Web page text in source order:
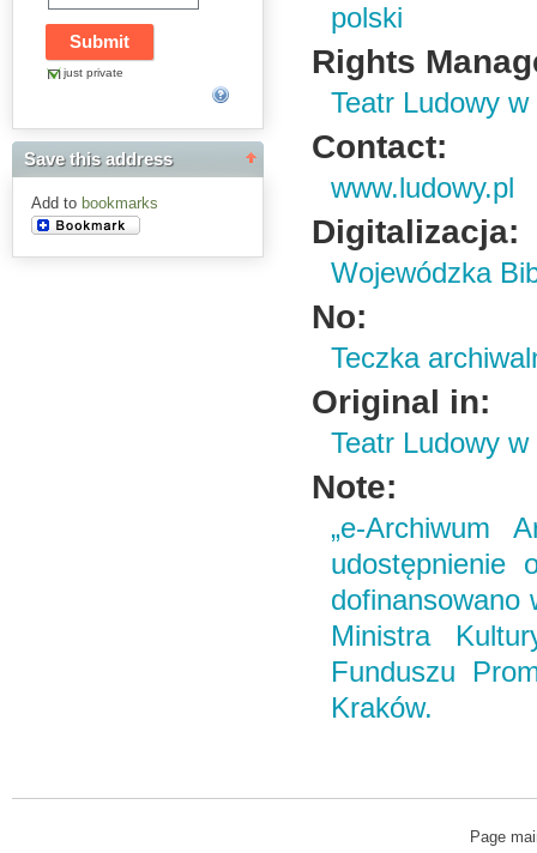
just private
Save this address
Add to bookmarks
polski
Rights
Teatr Ludowy
Contact:
www.ludowy.pl
Digitalizacja:
Wojewódzka
No:
Teczka
Original in:
Teatr Ludowy
Note:
„e-Archiwum
udostępnienie
dofinansowano
Ministra
Funduszu
Kraków.
Page